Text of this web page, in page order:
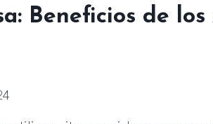
Beneficios de los